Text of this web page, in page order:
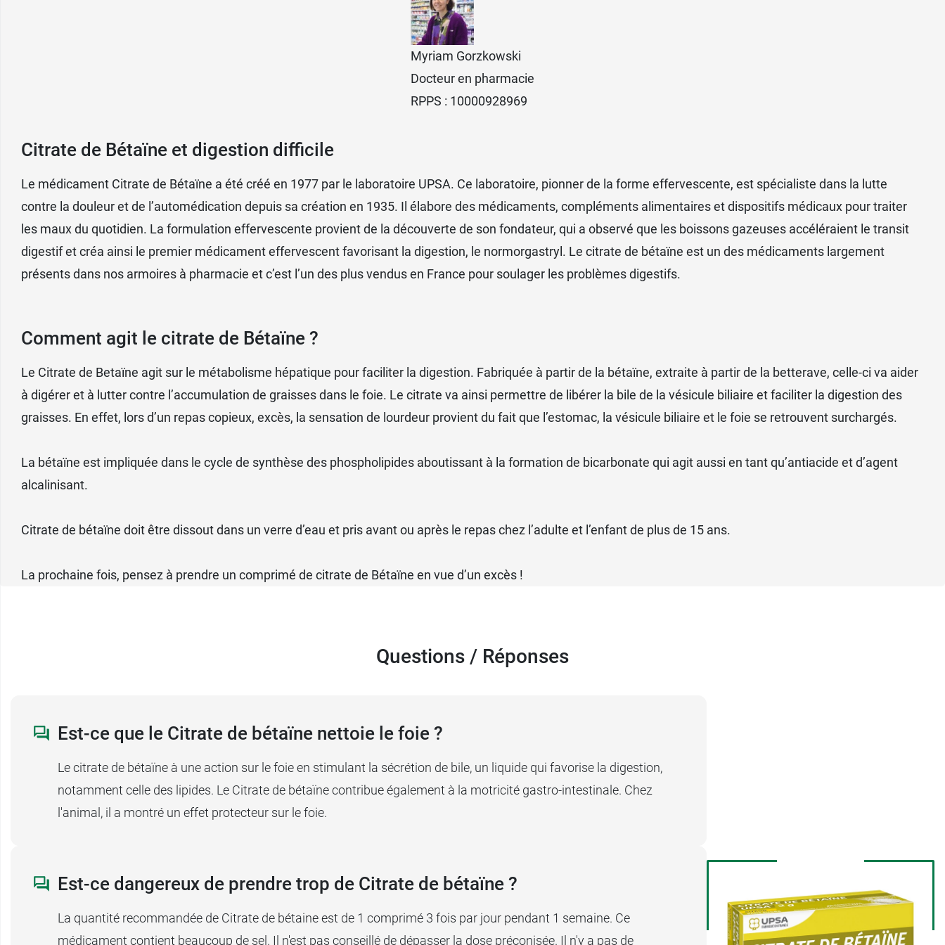
Ce médicament peut, comme tout médicament, avoir des effets indésirables, mais ils ne surviennent pas systématiquement chez tout le
Dans certains cas, ce médicament peut être à l'origine de la survenue d'une réaction allergique (boutons et/ou démangeaisons et/ou rougeurs
Conditionnement : 2 tubes de 10 comprimés effervescents
En cas de douleurs abdominales et de spasmes, ayez le réflexeColpermin en capsules.
Myriam Gorzkowski
Docteur en pharmacie
RPPS : 10000928969
Citrate de Bétaïne et digestion difficile
Le médicament Citrate de Bétaïne a été créé en 1977 par le laboratoire UPSA. Ce laboratoire, pionner de la forme effervescente, est spécialiste dans la lutte
contre la douleur et de l’automédication depuis sa création en 1935. Il élabore des médicaments, compléments alimentaires et dispositifs médicaux pour traiter
les maux du quotidien. La formulation effervescente provient de la découverte de son fondateur, qui a observé que les boissons gazeuses accéléraient le transit
digestif et créa ainsi le premier médicament effervescent favorisant la digestion, le normorgastryl. Le citrate de bétaïne est un des médicaments largement
présents dans nos armoires à pharmacie et c’est l’un des plus vendus en France pour soulager les problèmes digestifs.
Comment agit le citrate de Bétaïne ?
Le Citrate de Betaïne agit sur le métabolisme hépatique pour faciliter la digestion. Fabriquée à partir de la bétaïne, extraite à partir de la betterave, celle-ci va aider
à digérer et à lutter contre l’accumulation de graisses dans le foie. Le citrate va ainsi permettre de libérer la bile de la vésicule biliaire et faciliter la digestion des
graisses. En effet, lors d’un repas copieux, excès, la sensation de lourdeur provient du fait que l’estomac, la vésicule biliaire et le foie se retrouvent surchargés.
La bétaïne est impliquée dans le cycle de synthèse des phospholipides aboutissant à la formation de bicarbonate qui agit aussi en tant qu’antiacide et d’agent
alcalinisant.
Citrate de bétaïne doit être dissout dans un verre d’eau et pris avant ou après le repas chez l’adulte et l’enfant de plus de 15 ans.
La prochaine fois, pensez à prendre un comprimé de citrate de Bétaïne en vue d’un excès !
Questions / Réponses
Est-ce que le Citrate de bétaïne nettoie le foie ?
Le citrate de bétaïne à une action sur le foie en stimulant la sécrétion de bile, un liquide qui favorise la digestion,
notamment celle des lipides. Le Citrate de bétaïne contribue également à la motricité gastro-intestinale. Chez
l'animal, il a montré un effet protecteur sur le foie.
Est-ce dangereux de prendre trop de Citrate de bétaïne ?
La quantité recommandée de Citrate de bétaine est de 1 comprimé 3 fois par jour pendant 1 semaine. Ce
médicament contient beaucoup de sel. Il n'est pas conseillé de dépasser la dose préconisée. Il n'y a pas de